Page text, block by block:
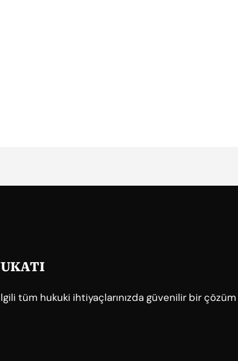
tüm hukuki ihtiyaçlarınızda güvenilir bir